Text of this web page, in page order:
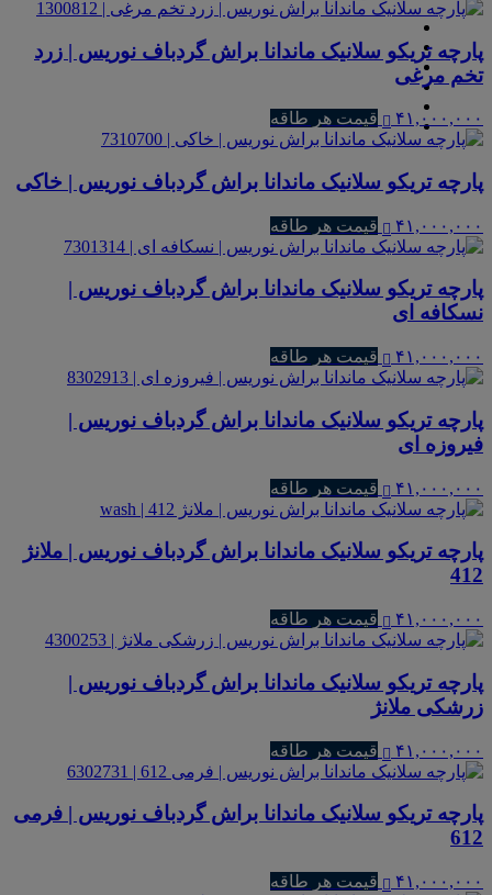
پارچه تریکو سلانیک ماندانا براش گردباف نوریس | زرد
تخم مرغی
۴۱,۰۰۰,۰۰۰ قیمت هر طاقه
پارچه تریکو سلانیک ماندانا براش گردباف نوریس | خاکی
۴۱,۰۰۰,۰۰۰ قیمت هر طاقه
پارچه تریکو سلانیک ماندانا براش گردباف نوریس |
نسکافه ای
۴۱,۰۰۰,۰۰۰ قیمت هر طاقه
پارچه تریکو سلانیک ماندانا براش گردباف نوریس |
فیروزه ای
۴۱,۰۰۰,۰۰۰ قیمت هر طاقه
پارچه تریکو سلانیک ماندانا براش گردباف نوریس | ملانژ
412
۴۱,۰۰۰,۰۰۰ قیمت هر طاقه
پارچه تریکو سلانیک ماندانا براش گردباف نوریس |
زرشکی ملانژ
۴۱,۰۰۰,۰۰۰ قیمت هر طاقه
پارچه تریکو سلانیک ماندانا براش گردباف نوریس | فرمی
612
۴۱,۰۰۰,۰۰۰ قیمت هر طاقه